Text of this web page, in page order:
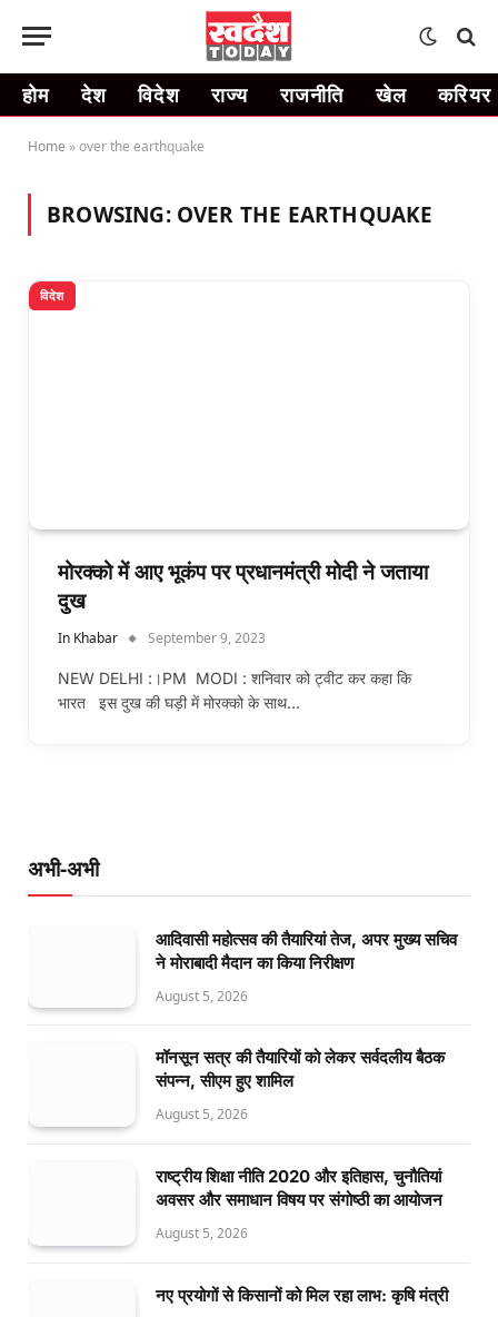
होम देश विदेश राज्य राजनीति खेल करियर
Home »over the earthquake
BROWSING: OVER THE EARTHQUAKE
विदेश
मोरक्को में आए भूकंप पर प्रधानमंत्री मोदी ने जताया
दुख
In Khabar September 9, 2023
NEW DELHI :।PM MODI : शनिवार को ट्वीट कर कहा कि
भारत इस दुख की घड़ी में मोरक्को के साथ…
अभी-अभी
आदिवासी महोत्सव की तैयारियां तेज, अपर मुख्य सचिव
ने मोराबादी मैदान का किया निरीक्षण
August 5, 2026
मॉनसून सत्र की तैयारियों को लेकर सर्वदलीय बैठक
संपन्न, सीएम हुए शामिल
August 5, 2026
राष्ट्रीय शिक्षा नीति 2020 और इतिहास, चुनौतियां
अवसर और समाधान विषय पर संगोष्ठी का आयोजन
August 5, 2026
नए प्रयोगों से किसानों को मिल रहा लाभ: कृषि मंत्री